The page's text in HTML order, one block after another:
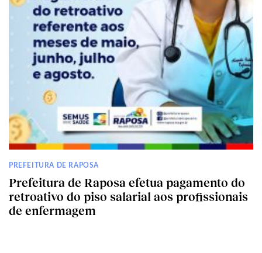
PREFEITURA DE RAPOSA
Prefeitura de Raposa efetua pagamento do
retroativo do piso salarial aos profissionais
de enfermagem